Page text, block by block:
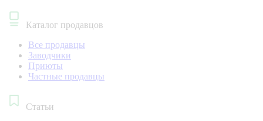
Каталог продавцов
Все продавцы
Заводчики
Приюты
Частные продавцы
Статьи